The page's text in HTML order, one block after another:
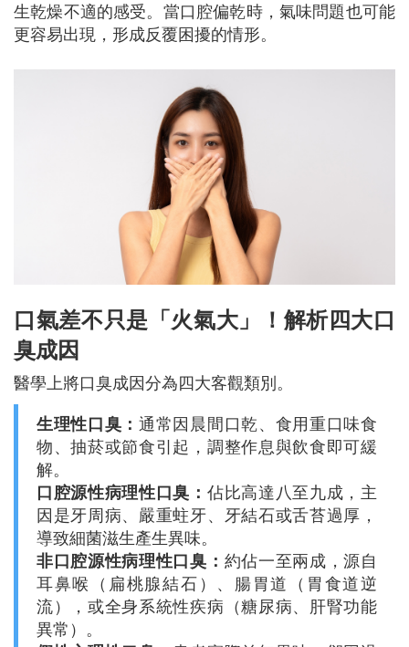
生乾燥不適的感受。當口腔偏乾時，氣味問題也可能
更容易出現，形成反覆困擾的情形。
口氣差不只是「火氣大」！解析四大口
臭成因
醫學上將口臭成因分為四大客觀類別。
生理性口臭：通常因晨間口乾、食用重口味食
物、抽菸或節食引起，調整作息與飲食即可緩
解。
口腔源性病理性口臭： 佔比高達八至九成，主
因是牙周病、嚴重蛀牙、牙結石或舌苔過厚，
導致細菌滋生產生異味。
非口腔源性病理性口臭： 約佔一至兩成，源自
耳鼻喉（扁桃腺結石）、腸胃道（胃食道逆
流），或全身系統性疾病（糖尿病、肝腎功能
異常）。